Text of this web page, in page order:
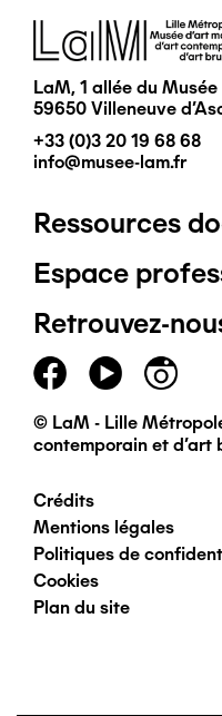
Image
LaM, 1 allée du Musée
59650 Villeneuve
+33 (0)3 20 19 68 68
info@musee-lam.fr
Pied
de
page
principal
Ressources
Espace
Retrouvez-
© LaM - Lille
contemporain et d'art
Pied
de
page
Crédits
Mentions légales
Politiques de
Cookies
Plan du site